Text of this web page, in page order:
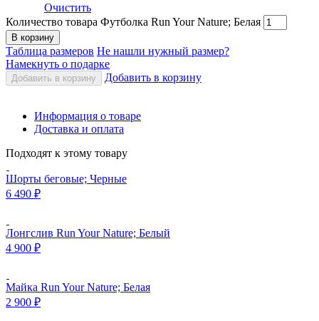
Очистить
Количество товара Футболка Run Your Nature; Белая
В корзину
Таблица размеров Не нашли нужный размер?
Намекнуть о подарке
Добавить в корзину Добавить в корзину
Информация о товаре
Доставка и оплата
Подходят к этому товару
Шорты беговые; Черные
6 490 ₽
Лонгслив Run Your Nature; Белый
4 900 ₽
Майка Run Your Nature; Белая
2 900 ₽